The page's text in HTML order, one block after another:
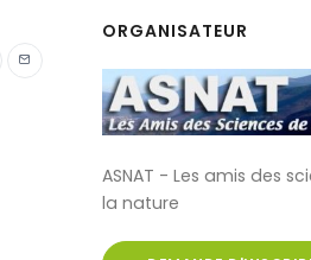
ORGANISATEUR
ASNAT - Les amis des
la nature